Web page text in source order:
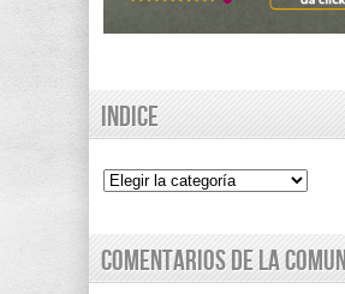
Indice
Indice
Comentarios de la